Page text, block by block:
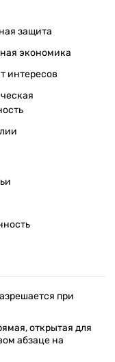
защита
экономика
интересов
при
открытая для
абзаце на